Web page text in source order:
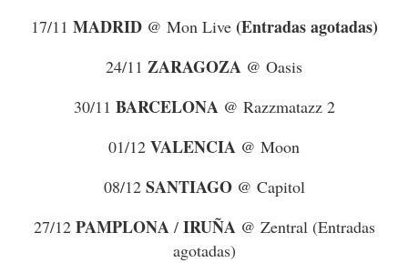
17/11 MADRID@ Mon Live (Entradas agotadas)
24/11 ZARAGOZA @ Oasis
30/11 BARCELONA@ Razzmatazz 2
01/12 VALENCIA @ Moon
08/12 SANTIAGO@ Capitol
27/12 PAMPLONA/ IRUÑA@ Zentral (Entradas
agotadas)